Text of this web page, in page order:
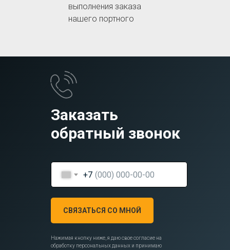
выполнения заказа
нашего портного
Заказать
обратный звонок
+7
СВЯЗАТЬСЯ СО МНОЙ
Нажимая кнопку ниже, я даю свое согласие на
обработку персональных данных и принимаю